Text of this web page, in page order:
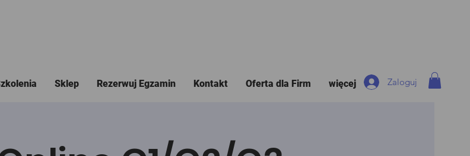
Sklep Rezerwuj Egzamin Kontakt Oferta dla Firm więcej Zaloguj